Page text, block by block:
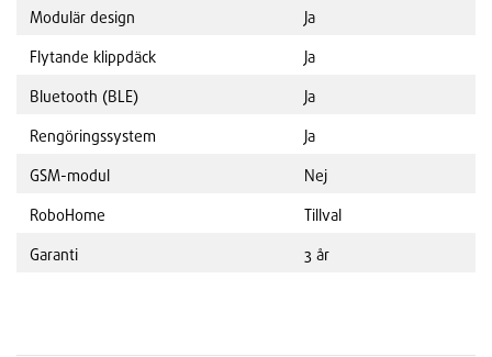
Modulär design Ja
Flytande klippdäck Ja
Bluetooth (BLE) Ja
Rengöringssystem Ja
GSM-modul Nej
RoboHome Tillval
Garanti 3 år